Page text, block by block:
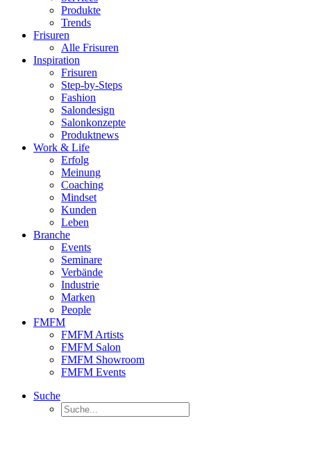
Produkte
Trends
Frisuren
Alle Frisuren
Inspiration
Frisuren
Step-by-Steps
Fashion
Salondesign
Salonkonzepte
Produktnews
Work & Life
Erfolg
Meinung
Coaching
Mindset
Kunden
Leben
Branche
Events
Seminare
Verbände
Industrie
Marken
People
FMFM
FMFM Artists
FMFM Salon
FMFM Showroom
FMFM Events
Suche